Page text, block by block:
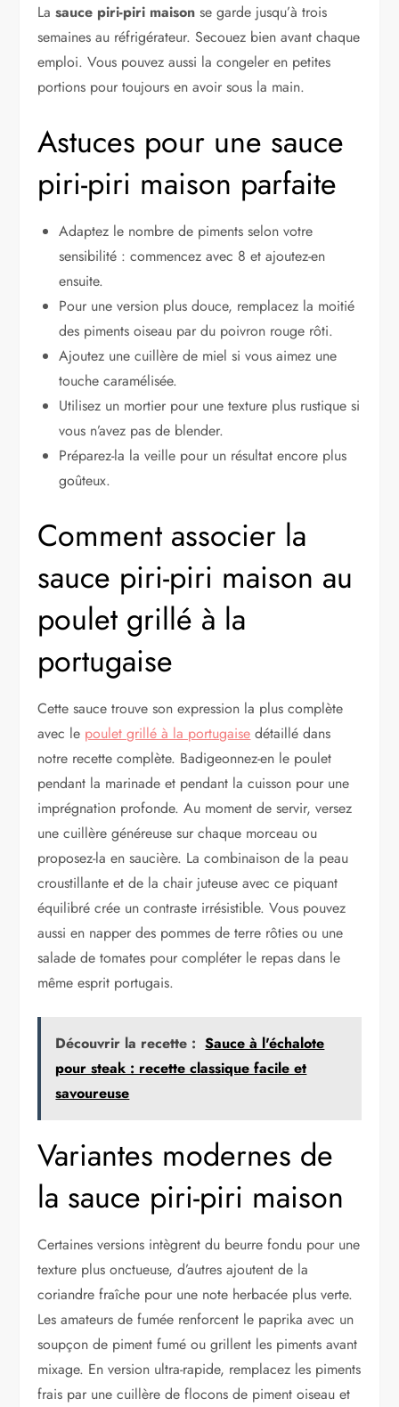
Lasauce piri-piri maison se garde jusqu’à trois
semaines au réfrigérateur. Secouez bien avant chaque
emploi. Vous pouvez aussi la congeler en petites
portions pour toujours en avoir sous la main.
Astuces pour une sauce
piri-piri maison parfaite
Adaptez le nombre de piments selon votre
sensibilité : commencez avec 8 et ajoutez-en
ensuite.
Pour une version plus douce, remplacez la moitié
des piments oiseau par du poivron rouge rôti.
Ajoutez une cuillère de miel si vous aimez une
touche caramélisée.
Utilisez un mortier pour une texture plus rustique si
vous n’avez pas de blender.
Préparez-la la veille pour un résultat encore plus
goûteux.
Comment associer la
sauce piri-piri maison au
poulet grillé à la
portugaise
Cette sauce trouve son expression la plus complète
avec le poulet grillé à la portugaise détaillé dans
notre recette complète. Badigeonnez-en le poulet
pendant la marinade et pendant la cuisson pour une
imprégnation profonde. Au moment de servir, versez
une cuillère généreuse sur chaque morceau ou
proposez-la en saucière. La combinaison de la peau
croustillante et de la chair juteuse avec ce piquant
équilibré crée un contraste irrésistible. Vous pouvez
aussi en napper des pommes de terre rôties ou une
salade de tomates pour compléter le repas dans le
même esprit portugais.
Découvrir la recette : Sauce à l'échalote
pour steak : recette classique facile et
savoureuse
Variantes modernes de
la sauce piri-piri maison
Certaines versions intègrent du beurre fondu pour une
texture plus onctueuse, d’autres ajoutent de la
coriandre fraîche pour une note herbacée plus verte.
Les amateurs de fumée renforcent le paprika avec un
soupçon de piment fumé ou grillent les piments avant
mixage. En version ultra-rapide, remplacez les piments
frais par une cuillère de flocons de piment oiseau et